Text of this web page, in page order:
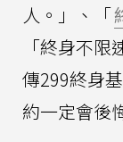
人。」、「
「終身不
傳299終身
約一定會後